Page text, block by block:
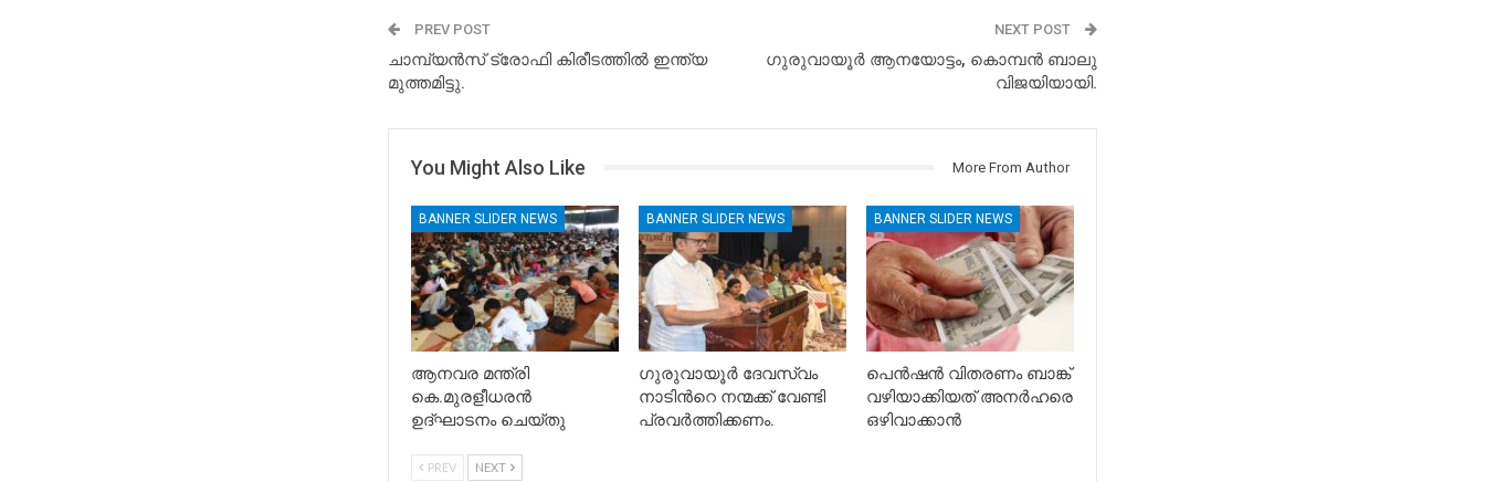
PREV POST
ചാമ്പ്യൻസ് ട്രോഫി കിരീടത്തില്‍ ഇന്ത്യ
മുത്തമിട്ടു.
NEXT POST
ഗുരുവായൂർ ആനയോട്ടം, കൊമ്പൻ ബാലു
വിജയിയായി.
You Might Also Like More From Author
BANNER SLIDER NEWS
ആനവര മന്ത്രി
കെ.മുരളീധരന്‍
ഉദ്ഘാടനം ചെയ്തു
BANNER SLIDER NEWS
ഗുരുവായൂർ ദേവസ്വം
നാടിൻറെ നന്മക്ക് വേണ്ടി
പ്രവർത്തിക്കണം.
BANNER SLIDER NEWS
പെൻഷൻ വിതരണം ബാങ്ക്
വഴിയാക്കിയത് അനർഹരെ
ഒഴിവാക്കാൻ
PREV NEXT